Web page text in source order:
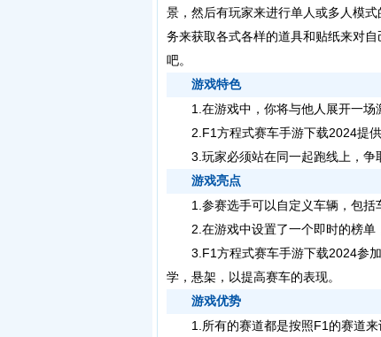
景，然后有玩家来进行单人或多人模
务来获取各式各样的道具和贴纸来对
吧。
游戏特色
1.在游戏中，你将与他人展开一场
2. F1方程式赛车手游下载2024提
3.玩家必须站在同一起跑线上，争
游戏亮点
1.参赛选手可以自定义车辆，包括
2.在游戏中设置了一个即时的榜单，
3. F1方程式赛车手游下载2024参
学，悬架，以提高赛车的表现。
游戏优势
1.所有的赛道都是按照F1的赛道来